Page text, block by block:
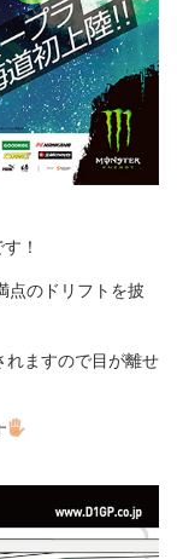
！
点のドリフトを披
れますので目が離せ